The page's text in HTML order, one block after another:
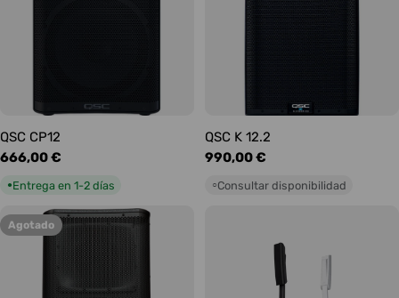
QSC CP12
Precio
666,00 €
●Entrega en 1-2 días
QSC K 12.2
Precio
990,00 €
○Consultar disponibilidad
Agotado